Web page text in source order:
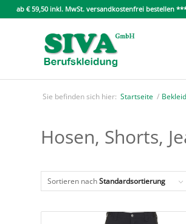
ab € 59,50 inkl. MwSt. versandkostenfrei bestellen
Sie befinden sich hier: Startseite /
Hosen, Shorts,
Sortieren nachStandardsortierung